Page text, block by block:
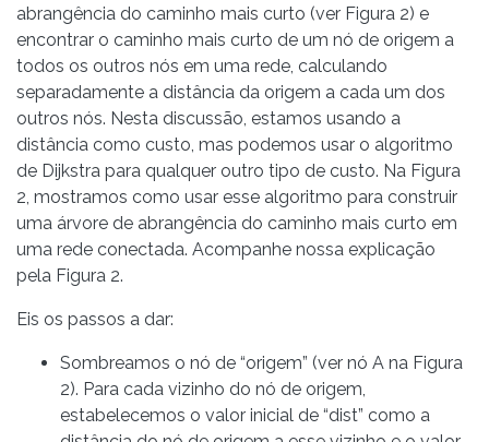
abrangência do caminho mais curto (ver Figura 2) e
encontrar o caminho mais curto de um nó de origem a
todos os outros nós em uma rede, calculando
separadamente a distância da origem a cada um dos
outros nós. Nesta discussão, estamos usando a
distância como custo, mas podemos usar o algoritmo
de Dijkstra para qualquer outro tipo de custo. Na Figura
2, mostramos como usar esse algoritmo para construir
uma árvore de abrangência do caminho mais curto em
uma rede conectada. Acompanhe nossa explicação
pela Figura 2.
Eis os passos a dar:
Sombreamos o nó de “origem” (ver nó A na Figura
2). Para cada vizinho do nó de origem,
estabelecemos o valor inicial de “dist” como a